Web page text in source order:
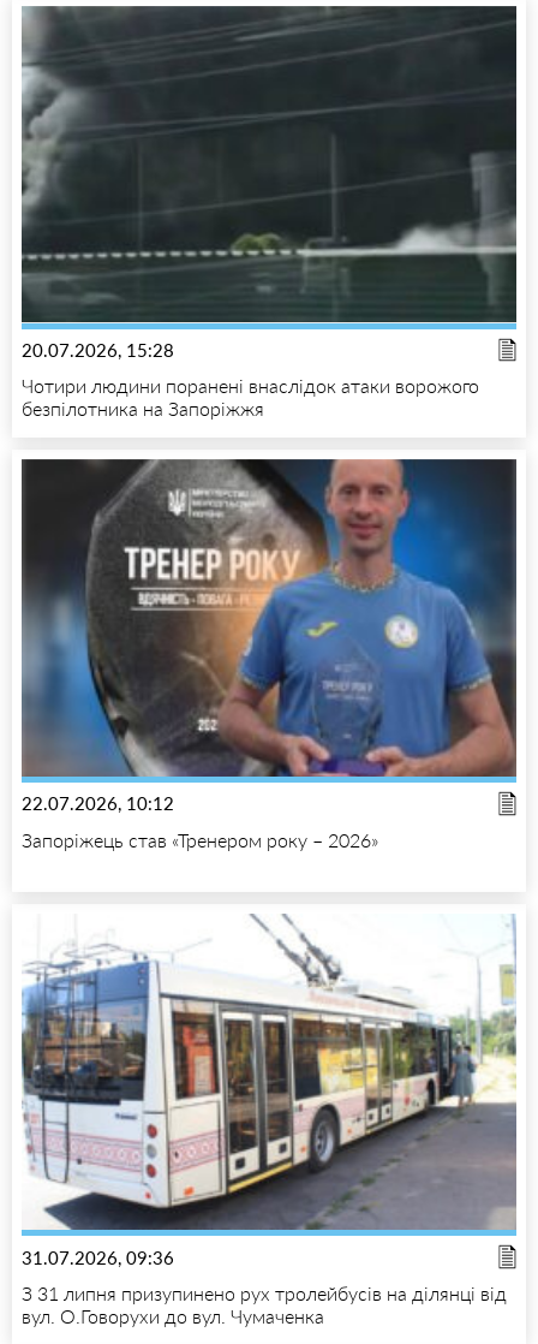
20.07.2026, 15:28
Чотири людини поранені внаслідок атаки ворожого
безпілотника на Запоріжжя
22.07.2026, 10:12
Запоріжець став «Тренером року – 2026»
31.07.2026, 09:36
З 31 липня призупинено рух тролейбусів на ділянці від
вул. О.Говорухи до вул. Чумаченка